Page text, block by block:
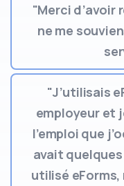
"Merci d’avoir
ne me
"J’utilisais
employeur et
l’emploi que
avait quelques
utilisé eForms,